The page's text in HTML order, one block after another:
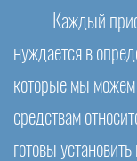
Каждый
нуждается в
которые мы
средствам
готовы